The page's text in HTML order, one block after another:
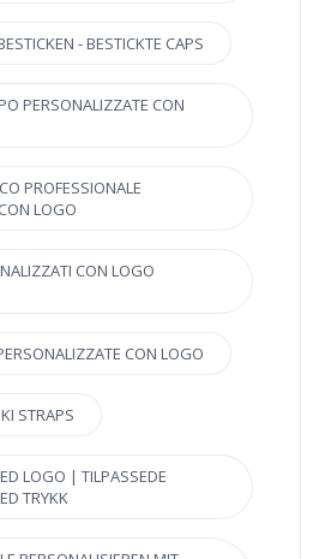
- BESTICKTE CAPS
PERSONALIZZATE CON
PROFESSIONALE
LOGO
CON LOGO
CON LOGO
STRAPS
LOGO | TILPASSEDE
TRYKK